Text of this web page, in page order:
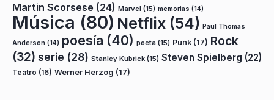
Martin Scorsese (24) Marvel (15) memorias (14)
Música (80) Netflix (54) Paul Thomas
Anderson (14) poesía (40) poeta (15) Punk (17) Rock
(32) serie (28) Stanley Kubrick (15) Steven Spielberg (22)
Teatro (16) Werner Herzog (17)